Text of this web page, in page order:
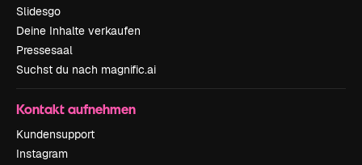
Slidesgo
Deine Inhalte verkaufen
Pressesaal
Suchst du nach magnific.ai
Kontakt aufnehmen
Kundensupport
Instagram